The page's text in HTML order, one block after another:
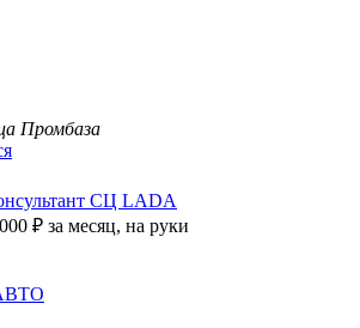
Промбаза
СЦ LADA
₽ за месяц, на руки